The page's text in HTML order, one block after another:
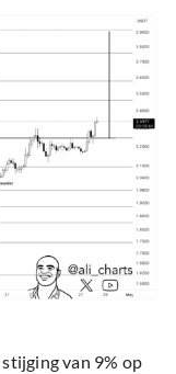
van 9% op